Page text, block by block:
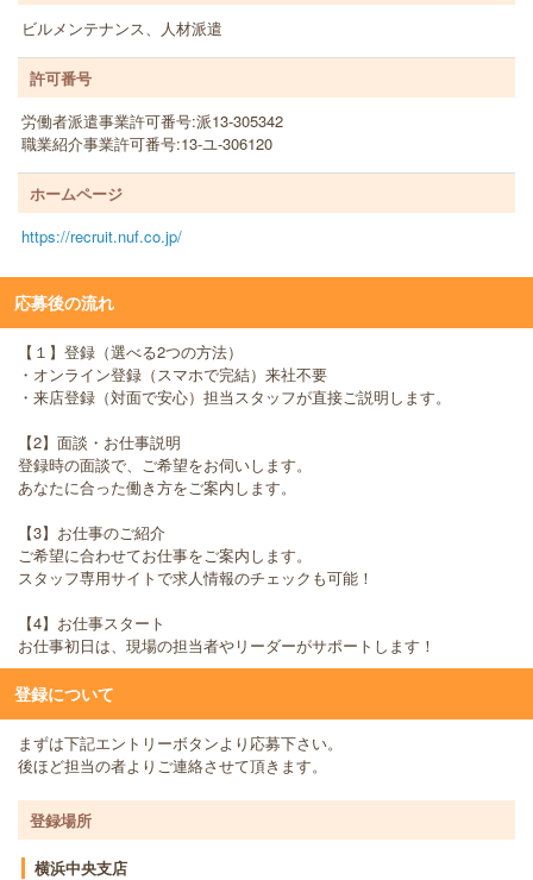
ビルメンテナンス、人材派遣
許可番号
労働者派遣事業許可番号:派13-305342
職業紹介事業許可番号:13-ユ-306120
ホームページ
https://recruit.nuf.co.jp/
応募後の流れ
【１】登録（選べる2つの方法）
・オンライン登録（スマホで完結）来社不要
・来店登録（対面で安心）担当スタッフが直接ご説明します。
【2】面談・お仕事説明
登録時の面談で、ご希望をお伺いします。
あなたに合った働き方をご案内します。
【3】お仕事のご紹介
ご希望に合わせてお仕事をご案内します。
スタッフ専用サイトで求人情報のチェックも可能！
【4】お仕事スタート
お仕事初日は、現場の担当者やリーダーがサポートします！
登録について
まずは下記エントリーボタンより応募下さい。
後ほど担当の者よりご連絡させて頂きます。
登録場所
横浜中央支店